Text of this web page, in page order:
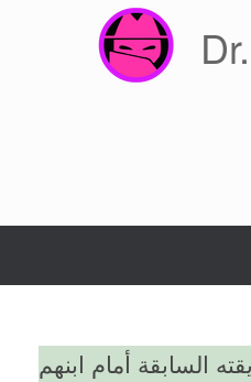
السابقة أمام ابنهم